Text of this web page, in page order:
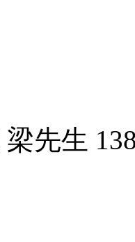
梁先生